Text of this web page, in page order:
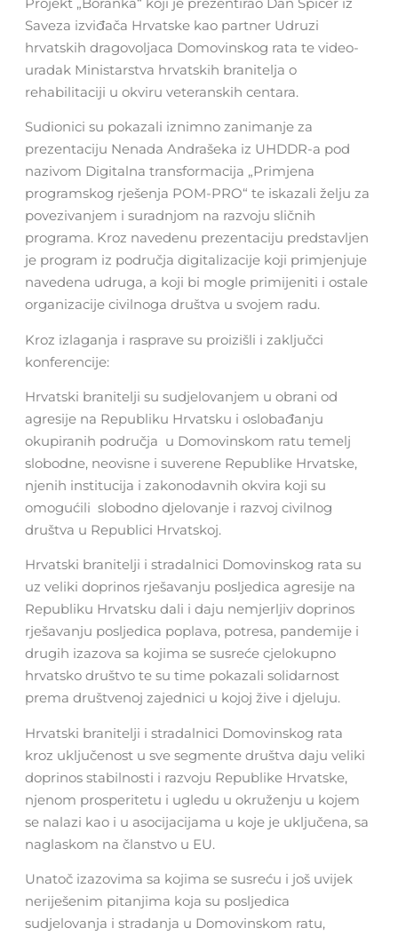
Saveza izviđača Hrvatske kao partner Udruzi
hrvatskih dragovoljaca Domovinskog rata te video-
uradak Ministarstva hrvatskih branitelja o
rehabilitaciji u okviru veteranskih centara.
Sudionici su pokazali iznimno zanimanje za
prezentaciju Nenada Andrašeka iz UHDDR-a pod
nazivom Digitalna transformacija „Primjena
programskog rješenja POM-PRO“ te iskazali želju za
povezivanjem i suradnjom na razvoju sličnih
programa. Kroz navedenu prezentaciju predstavljen
je program iz područja digitalizacije koji primjenjuje
navedena udruga, a koji bi mogle primijeniti i ostale
organizacije civilnoga društva u svojem radu.
Kroz izlaganja i rasprave su proizišli i zaključci
konferencije:
Hrvatski branitelji su sudjelovanjem u obrani od
agresije na Republiku Hrvatsku i oslobađanju
okupiranih područja u Domovinskom ratu temelj
slobodne, neovisne i suverene Republike Hrvatske,
njenih institucija i zakonodavnih okvira koji su
omogućili slobodno djelovanje i razvoj civilnog
društva u Republici Hrvatskoj.
Hrvatski branitelji i stradalnici Domovinskog rata su
uz veliki doprinos rješavanju posljedica agresije na
Republiku Hrvatsku dali i daju nemjerljiv doprinos
rješavanju posljedica poplava, potresa, pandemije i
drugih izazova sa kojima se susreće cjelokupno
hrvatsko društvo te su time pokazali solidarnost
prema društvenoj zajednici u kojoj žive i djeluju.
Hrvatski branitelji i stradalnici Domovinskog rata
kroz uključenost u sve segmente društva daju veliki
doprinos stabilnosti i razvoju Republike Hrvatske,
njenom prosperitetu i ugledu u okruženju u kojem
se nalazi kao i u asocijacijama u koje je uključena, sa
naglaskom na članstvo u EU.
Unatoč izazovima sa kojima se susreću i još uvijek
neriješenim pitanjima koja su posljedica
sudjelovanja i stradanja u Domovinskom ratu,